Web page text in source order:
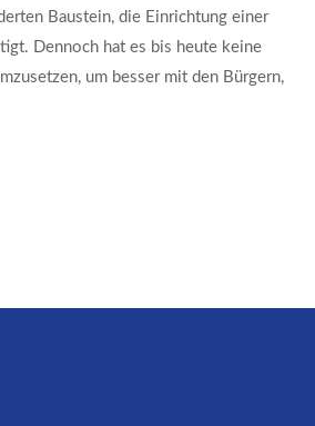
Baustein, die Einrichtung einer
Dennoch hat es bis heute keine
um besser mit den Bürgern,